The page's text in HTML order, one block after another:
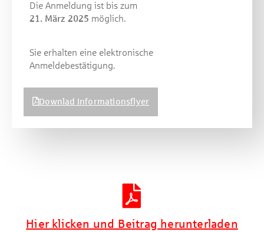
Die Anmeldung ist bis zum
21. März 2025 möglich.
Sie erhalten eine elektronische
Anmeldebestätigung.
Downlad Informationsflyer
Hier klicken und Beitrag herunterladen